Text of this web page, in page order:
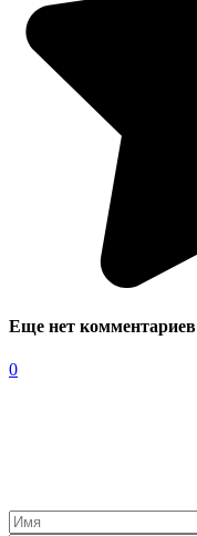
Еще нет комментариев
0